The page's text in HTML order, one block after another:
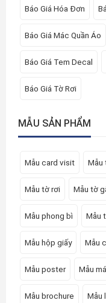
Báo Giá Hóa Đơn
Báo Giá Mác Quần Áo
Báo Giá Tem Decal
Báo Giá Tờ Rơi
MẪU SẢN PHẨM
Mẫu card visit Mẫu
Mẫu tờ rơi Mẫu tờ
Mẫu phong bì Mẫu
Mẫu hộp giấy Mẫu
Mẫu poster Mẫu
Mẫu brochure Mẫu